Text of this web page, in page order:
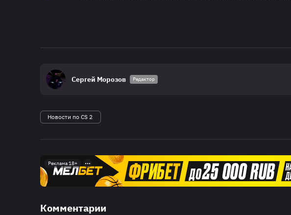
Сергей Морозов Редактор
Новости по CS 2
Реклама 18+
Комментарии